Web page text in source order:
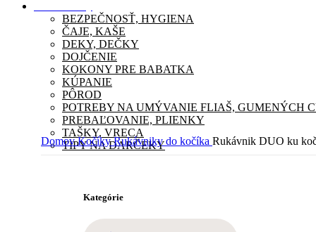
BEZPEČNOSŤ, HYGIENA
ČAJE, KAŠE
DEKY, DEČKY
DOJČENIE
KOKONY PRE BABATKA
KÚPANIE
PÔROD
POTREBY NA UMÝVANIE FLIAŠ, GUMENÝCH
PREBAĽOVANIE, PLIENKY
TAŠKY, VRECA
TIPY NA DARČEKY
DomovKočíkyRukávniky do kočíka Rukávnik DUO ku
Kategórie